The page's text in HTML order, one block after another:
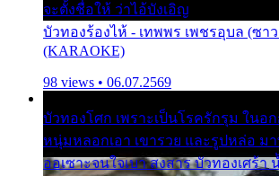
จะตั้งชื่อให้ ว่าไอ้บังเอิญ
บัวทองร้องไห้ - เทพพร เพชรอุบล (ซา
(KARAOKE)
98 views • 06.07.2569
บัวทองโศก เพราะเป็นโรครักรุม ใน
หนุ่มหลอกเอา เขารวย และรูปหล่อ ม
ออเซาะจนใจเบา สงสาร บัวทองเศร้า